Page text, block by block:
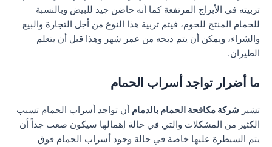
تربيته في الأبراج المرتفعة كما أنه حاضن جيد للبيض وبالنسبة
للحمام المنتج للحوم، فيتم تربية هذا النوع من أجل التجارة والبيع
والشراء، ويمكن أن يتم دبحه من عمر شهر وهذا قبل أن يتعلم
الطيران.
ما أضرار تواجد أسراب الحمام
تشير شركة مكافحة الحمام بالدمام أن تواجد أسراب الحمام تسبب
الكثير من المشكلات والتي في حالة إهمالها سيكون صعب جداً أن
يتم السيطرة عليها خاصة في حالة وجود أسراب الحمام فوق